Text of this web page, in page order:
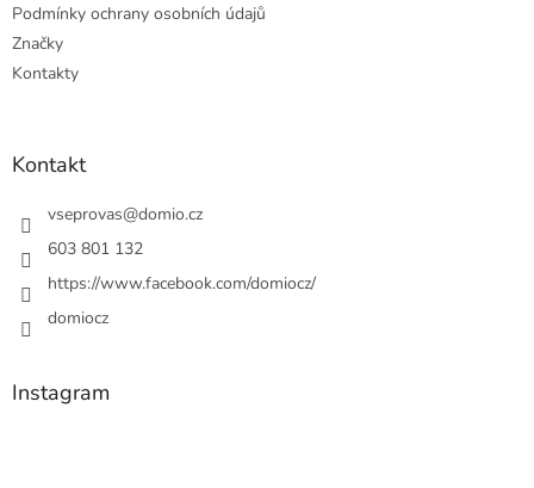
Podmínky ochrany osobních údajů
Značky
Kontakty
Kontakt
vseprovas@domio.cz
603 801 132
https://www.facebook.com/domiocz/
domiocz
Instagram